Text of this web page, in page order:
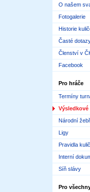
O našem
Fotogalerie
Historie
Časté
Členství v
Facebook
Pro hráče
Termíny
Národní
Ligy
Pravidla
Interní
Síň slávy
Pro